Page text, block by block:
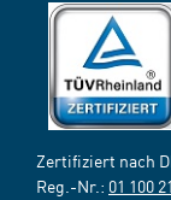
Zertifiziert nach
Reg.-Nr.: 01 100